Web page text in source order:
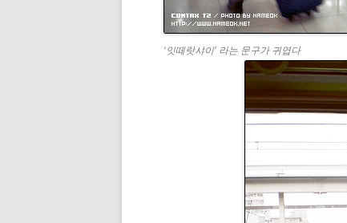
‘잇떼랏샤이’ 라는 문구가 귀엽다